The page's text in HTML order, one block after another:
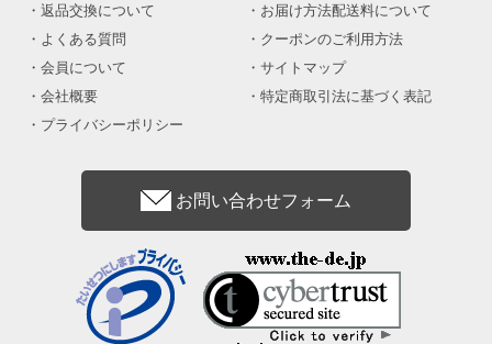
返品交換について
お届け方法配送料について
よくある質問
クーポンのご利用方法
会員について
サイトマップ
会社概要
特定商取引法に基づく表記
プライバシーポリシー
お問い合わせフォーム